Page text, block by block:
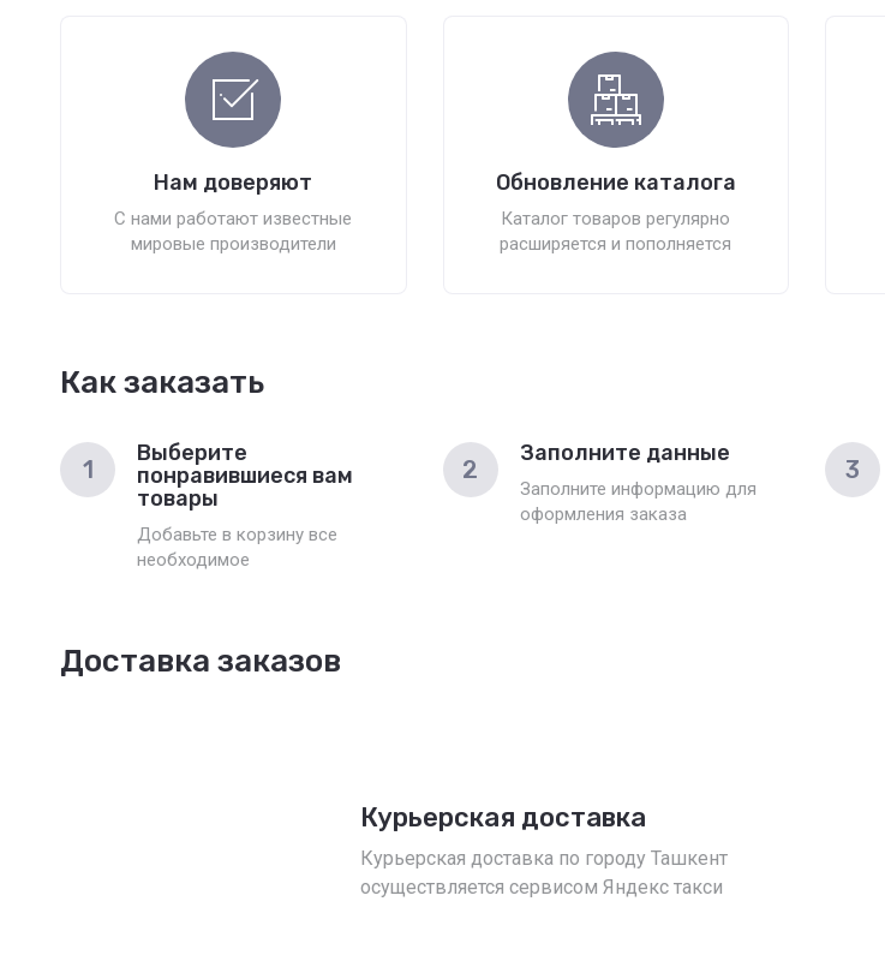
Нам доверяют
С нами работают известные
мировые производители
Обновление каталога
Каталог товаров регулярно
расширяется и пополняется
Как заказать
1
Выберите
понравившиеся вам
товары
Добавьте в корзину все
необходимое
2
Заполните данные
Заполните информацию для
оформления заказа
3
Доставка заказов
Курьерская доставка
Курьерская доставка по городу Ташкент
осуществляется сервисом Яндекс такси